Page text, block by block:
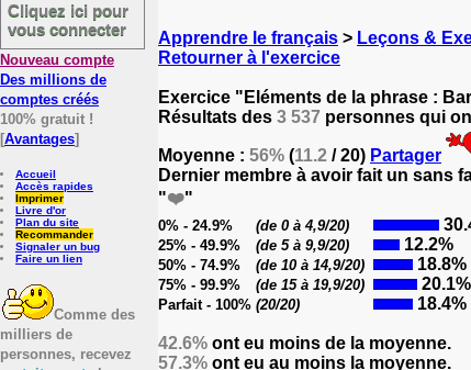
Cliquez ici pour
vous connecter
Nouveau compte
Des millions de
comptes créés
100% gratuit !
[Avantages]
Accueil
Accès rapides
Imprimer
Livre d'or
Plan du site
Recommander
Signaler un bug
Faire un lien
Comme des
milliers de
personnes, recevez
Apprendre le français > Leçons &
Retourner à l'exercice
Exercice "Eléments de la phrase :
Résultats des 3 537 personnes qui
Moyenne : 56% (11.2 / 20) Partager
Dernier membre à avoir fait un sans
"❤️"
0% - 24.9% (de 0 à 4,9/20)
25% - 49.9% (de 5 à 9,9/20) 12.2%
50% - 74.9% (de 10 à 14,9/20) 18.8%
75% - 99.9% (de 15 à 19,9/20) 20.1%
Parfait - 100% (20/20) 18.4%
42.6% ont eu moins de la moyenne.
57.3% ont eu au moins la moyenne.